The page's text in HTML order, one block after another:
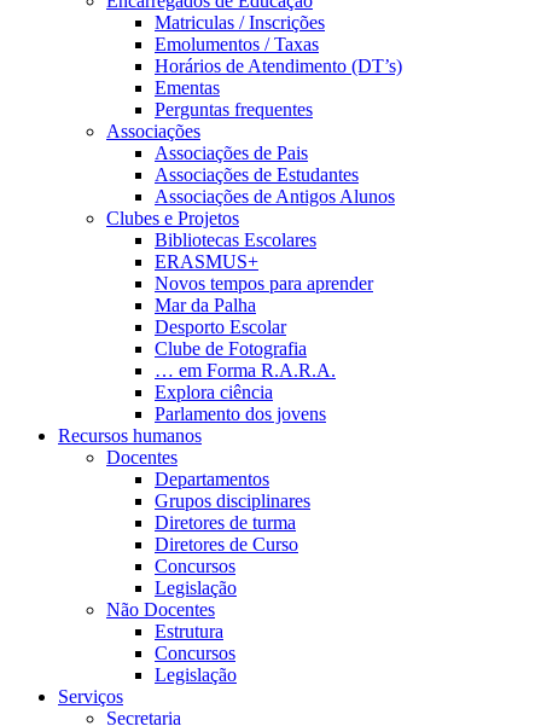
Matriculas / Inscrições
Emolumentos / Taxas
Horários de Atendimento (DT’s)
Ementas
Perguntas frequentes
Associações
Associações de Pais
Associações de Estudantes
Associações de Antigos Alunos
Clubes e Projetos
Bibliotecas Escolares
ERASMUS+
Novos tempos para aprender
Mar da Palha
Desporto Escolar
Clube de Fotografia
… em Forma R.A.R.A.
Explora ciência
Parlamento dos jovens
Recursos humanos
Docentes
Departamentos
Grupos disciplinares
Diretores de turma
Diretores de Curso
Concursos
Legislação
Não Docentes
Estrutura
Concursos
Legislação
Serviços
Secretaria